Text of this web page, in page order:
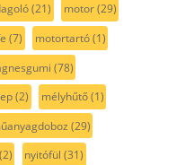
(21) motor(29)
(7) motortartó(1)
(78)
(2) mélyhűtő(1)
(29)
(2) nyitófül (31)